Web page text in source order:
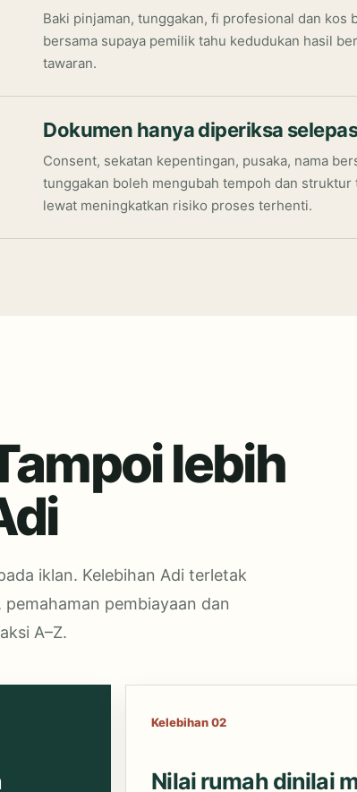
Baki pinjaman, tunggakan, fi profesional dan kos
bersama supaya pemilik tahu kedudukan hasil
tawaran.
Dokumen hanya diperiksa
Consent, sekatan kepentingan, pusaka, nama
tunggakan boleh mengubah tempoh dan struktur
lewat meningkatkan risiko proses terhenti.
lebih
iklan. Kelebihan Adi terletak
pembiayaan dan
A–Z.
Kelebihan 02
Nilai rumah dinilai